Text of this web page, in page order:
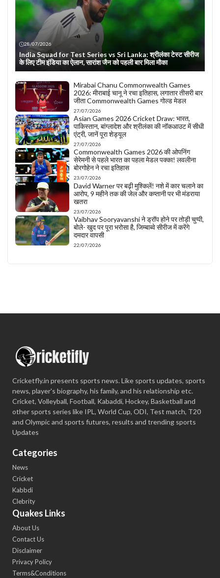
28/07/2026
India Squad for Test Series vs Sri Lanka: श्रीलंका टेस्ट सीरीज
के लिए टीम इंडिया का ऐलान, सारांश जैन को पहली बार मिला मौका
Mirabai Chanu Commonwealth Games
2026: मीराबाई चानू ने रचा इतिहास, लगातार तीसरी बार
जीता Commonwealth Games गोल्ड मेडल
27/07/2026
Asian Games 2026 Cricket Draw: भारत,
पाकिस्तान, बांग्लादेश और श्रीलंका की नॉकआउट में सीधी
एंट्री, जानें पूरा शेड्यूल
27/07/2026
Commonwealth Games 2026 की ओपनिंग
सेरेमनी से पहले भारत का पहला मेडल पक्का! लवलीना
बोरगोहेन ने रचा इतिहास
23/07/2026
David Warner पर बढ़ी मुश्किलें! नशे में कार चलाने का
आरोप, 9 महीने तक की जेल और कप्तानी पर भी मंडराया
खतरा
23/07/2026
Vaibhav Sooryavanshi ने ड्रॉप होने पर तोड़ी चुप्पी,
बोले- खुद पर पूरा भरोसा है, जिम्बाब्वे सीरीज में करेंगे
दमदार वापसी
22/07/2026
Cricketfly.in presents sports news. Like sports updates, sports
news, player's biography, his family, and his relationship etc.
Cricket, Volleyball, Football, Kabaddi, Hockey, Basketball and
other sports series like IPL, World Cup, ODI, Test match, T20
and Olympic and sports futures, results and trending sports
Updates
Categories
News
Cricket
Kabbdi
Clebrity
Quakes Links
About Us
Contact Us
Disclaimer
Privacy Policy
Terms&Conditions